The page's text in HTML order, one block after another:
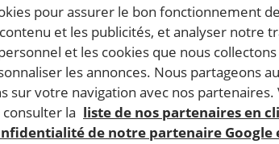
pour assurer le bon fonctionnement
et les publicités, et analyser notre
et les cookies que nous
les annonces. Nous partageons
sur votre navigation avec nos partenaires.
la liste de nos partenaires en
de notre partenaire Google